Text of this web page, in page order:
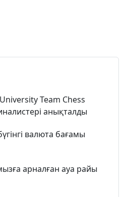
Team Chess
анықталды
валюта бағамы
арналған ауа райы